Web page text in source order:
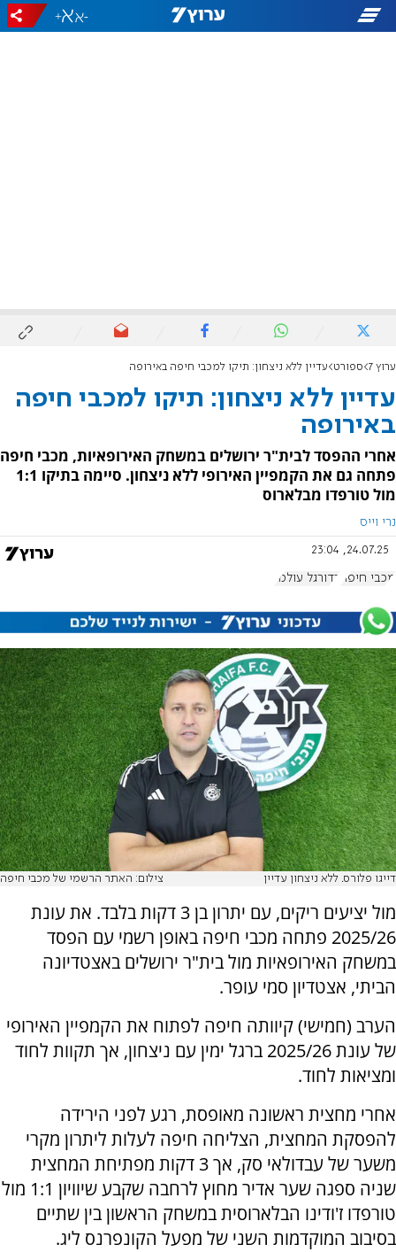
-
+
ערוץ 7 ספורט עדיין ללא ניצחון: תיקו למכבי חיפה באירופה
עדיין ללא ניצחון: תיקו למכבי חיפה
באירופה
אחרי ההפסד לבית"ר ירושלים במשחק האירופאיות, מכבי חיפה
פתחה גם את הקמפיין האירופי ללא ניצחון. סיימה בתיקו 1:1
מול טורפדו מבלארוס
נרי וייס
24.07.25, 23:04
מכבי חיפה כדורגל עולמי
דייגו פלורס. ללא ניצחון עדיין צילום: האתר הרשמי של מכבי חיפה
מול יציעים ריקים, עם יתרון בן 3 דקות בלבד. את עונת
2025/26 פתחה מכבי חיפה באופן רשמי עם הפסד
במשחק האירופאיות מול בית"ר ירושלים באצטדיונה
הביתי, אצטדיון סמי עופר.
הערב (חמישי) קיוותה חיפה לפתוח את הקמפיין האירופי
של עונת 2025/26 ברגל ימין עם ניצחון, אך תקוות לחוד
ומציאות לחוד.
אחרי מחצית ראשונה מאופסת, רגע לפני הירידה
להפסקת המחצית, הצליחה חיפה לעלות ליתרון מקרי
משער של עבדולאי סק, אך 3 דקות מפתיחת המחצית
שניה ספגה שער אדיר מחוץ לרחבה שקבע שיוויון 1:1 מול
טורפדו ז'ודינו הבלארוסית במשחק הראשון בין שתיים
בסיבוב המוקדמות השני של מפעל הקונפרנס ליג.